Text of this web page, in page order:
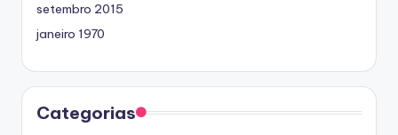
setembro 2015
janeiro 1970
Categorias